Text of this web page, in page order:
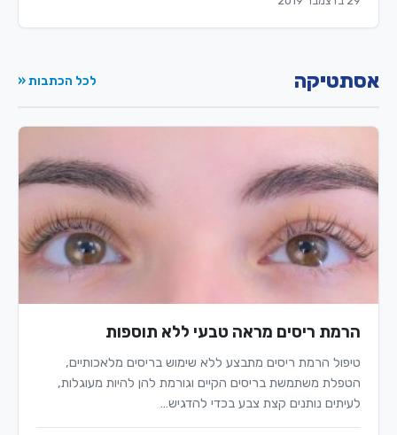
אסתטיקה לכל הכתבות «
הרמת ריסים מראה טבעי ללא תוספות
טיפול הרמת ריסים מתבצע ללא שימוש בריסים מלאכותיים,
הטפלת משתמשת בריסים הקיים וגורמת להן להיות מעוגלות,
לעיתים נותנים קצת צבע בכדי להדגיש…